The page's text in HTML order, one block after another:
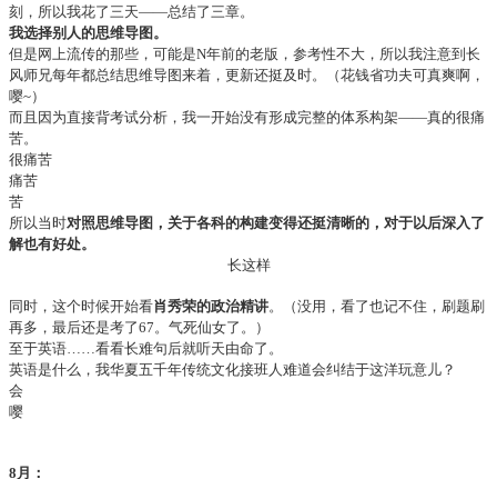
刻，所以我花了三天——总结了三章。
我选择别人的思维导图。
但是网上流传的那些，可能是N年前的老版，参考性不大，所以我注意到长
风师兄每年都总结思维导图来着，更新还挺及时。（花钱省功夫可真爽啊，
嘤~）
而且因为直接背考试分析，我一开始没有形成完整的体系构架——真的很痛
苦。
很痛苦
痛苦
苦
所以当时对照思维导图，关于各科的构建变得还挺清晰的，对于以后深入了
解也有好处。
长这样
同时，这个时候开始看肖秀荣的政治精讲。（没用，看了也记不住，刷题刷
再多，最后还是考了67。气死仙女了。）
至于英语……看看长难句后就听天由命了。
英语是什么，我华夏五千年传统文化接班人难道会纠结于这洋玩意儿？
会
嘤
8月：